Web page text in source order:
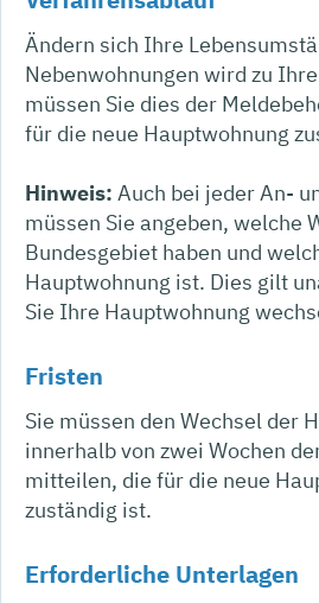
Ändern sich Ihre
Nebenwohnungen wird zu
müssen Sie dies der
für die neue Hauptwohnung
Hinweis: Auch bei jeder An-
müssen Sie angeben, welche
Bundesgebiet haben und
Hauptwohnung ist. Dies gilt
Sie Ihre Hauptwohnung
Fristen
Sie müssen den Wechsel der
innerhalb von zwei Wochen
mitteilen, die für die neue
zuständig ist.
Erforderliche Unterlagen